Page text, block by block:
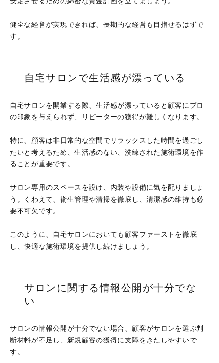
健全な経営が実現できれば、長期的な経営も目指せるはずで
す。
自宅サロンで生活感が漂っている
自宅サロンを開業する際、生活感が漂っていると顧客にプロ
の印象を与えられず、リピーターの獲得が難しくなります。
特に、顧客は非日常的な空間でリラックスした時間を過ごし
たいと考えるため、生活感のない、洗練された施術環境を作
ることが重要です。
サロン専用のスペースを設け、内装や設備に気を配りましょ
う。くわえて、衛生管理や清掃を徹底し、清潔感の維持も必
要不可欠です。
このように、自宅サロンにおいても顧客ファーストを徹底
し、快適な施術環境を提供し続けましょう。
サロンに関する情報公開が十分でな
い
サロンの情報公開が十分でない場合、顧客がサロンを選ぶ判
断材料が不足し、新規顧客の獲得に支障をきたしやすいで
す。